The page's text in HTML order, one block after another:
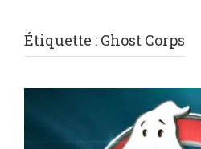
Étiquette : Ghost Corps